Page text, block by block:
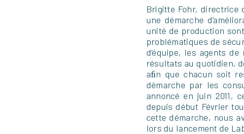
Brigitte Fohr, directrice
une démarche
unité de production
problématiques de
d’équipe, les agents
résultats au quotidien,
aﬁn que chacun soit
démarche par les
annoncé en juin 2011,
depuis début Février
cette démarche, nous
lors du lancement de